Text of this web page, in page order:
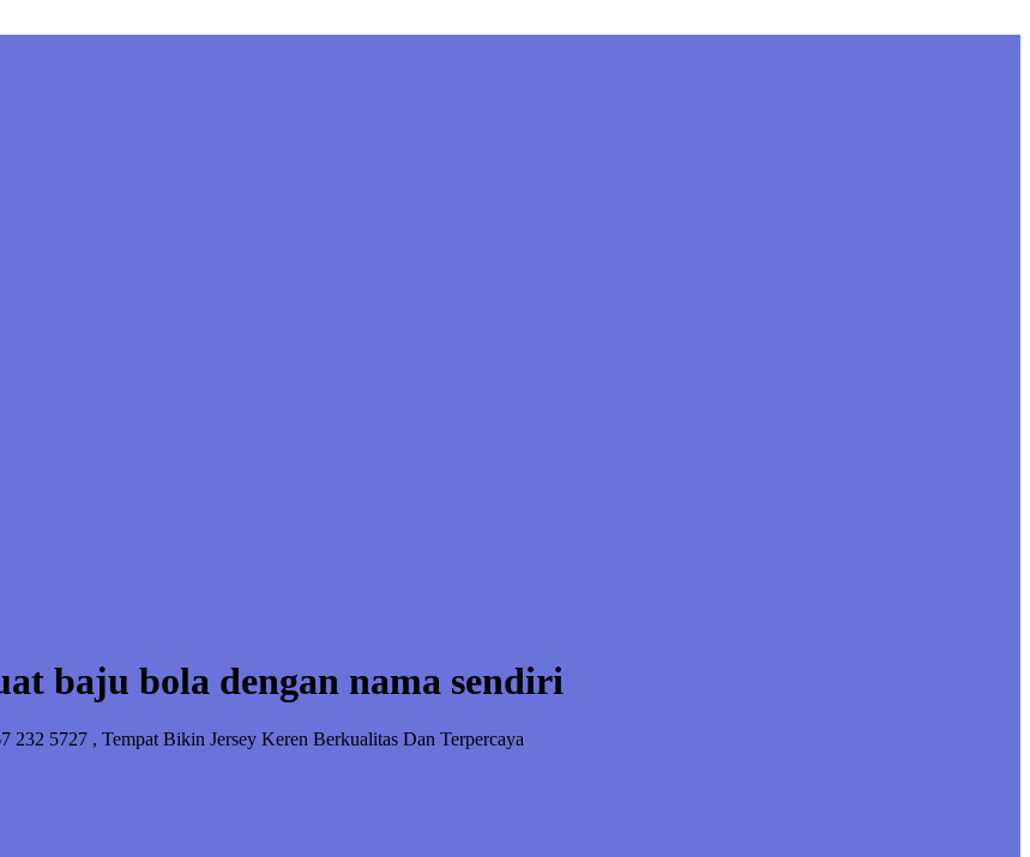
baju bola dengan nama sendiri
232 5727 , Tempat Bikin Jersey Keren Berkualitas Dan Terpercaya